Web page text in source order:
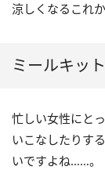
涼しくなるこれ
ミールキッ
忙しい女性にと
いこなしたりす
いですよね……。